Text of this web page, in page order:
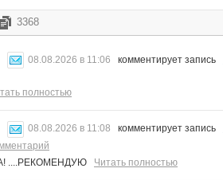
3368
08.08.2026 в 11:06 комментирует запись
полностью
08.08.2026 в 11:08 комментирует запись
....РЕКОМЕНДУЮ Читать полностью